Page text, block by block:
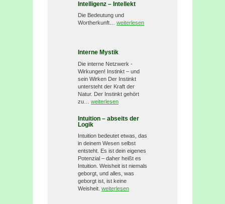
Intelligenz – Intellekt
Die Bedeutung und
Wortherkunft… weiterlesen
Interne Mystik
Die interne Netzwerk -
Wirkungen! Instinkt – und
sein Wirken Der Instinkt
untersteht der Kraft der
Natur. Der Instinkt gehört
zu… weiterlesen
Intuition – abseits der
Logik
Intuition bedeutet etwas, das
in deinem Wesen selbst
entsteht. Es ist dein eigenes
Potenzial – daher heißt es
Intuition. Weisheit ist niemals
geborgt, und alles, was
geborgt ist, ist keine
Weisheit. weiterlesen